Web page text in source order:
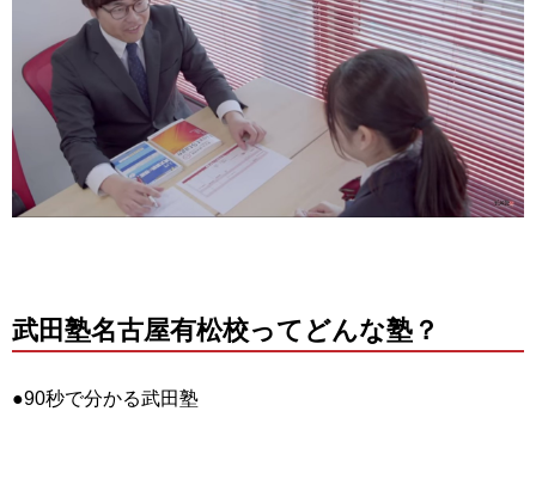
武田塾名古屋有松校ってどんな塾？
●90秒で分かる武田塾